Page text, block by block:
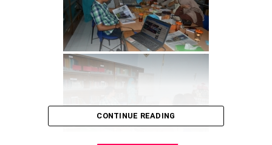
CONTINUE READING